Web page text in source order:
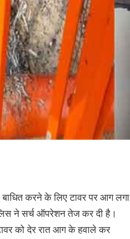
करने के लिए टावर पर आग लगा
ने सर्च ऑपरेशन तेज कर दी है।
को देर रात आग के हवाले कर